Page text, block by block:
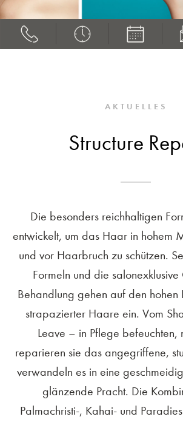
AKTUELLES
Structure
Die besonders reichhaltigen
entwickelt, um das Haar in hohem
und vor Haarbruch zu schützen.
Formeln und die
Behandlung gehen auf den hohen
strapazierter Haare ein. Vom
Leave – in Pflege befeuchten,
reparieren sie das angegriffene,
verwandeln es in eine
glänzende Pracht. Die
Palmachristi-, Kahai- und